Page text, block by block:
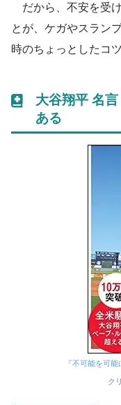
だから、不安を受
とが、ケガやスラン
時のちょっとしたコ
大谷翔平 名
ある
『不可能を可
ク